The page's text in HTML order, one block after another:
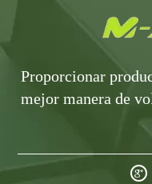
Proporcionar
mejor manera de
